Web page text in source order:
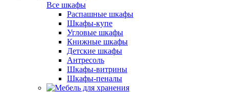
Все шкафы
Распашные шкафы
Шкафы-купе
Угловые шкафы
Книжные шкафы
Детские шкафы
Антресоль
Шкафы-витрины
Шкафы-пеналы